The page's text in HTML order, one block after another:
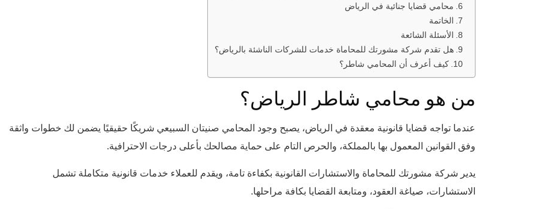
محامي قضايا جنائية في الرياض
الخاتمة
الأسئلة الشائعة
هل تقدم شركة مشورتك للمحاماة خدمات للشركات الناشئة بالرياض؟
كيف أعرف أن المحامي شاطر؟
من هو محامي شاطر الرياض؟
عندما تواجه قضايا قانونية معقدة في الرياض، يصبح وجود المحامي صنيتان السبيعي شريكًا حقيقيًا يضمن لك خطوات واثقة
وفق القوانين المعمول بها بالمملكة، والحرص التام على حماية مصالحك بأعلى درجات الاحترافية.
يدير شركة مشورتك للمحاماة والاستشارات القانونية بكفاءة تامة، ويقدم للعملاء خدمات قانونية متكاملة تشمل
الاستشارات، صياغة العقود، ومتابعة القضايا بكافة مراحلها.